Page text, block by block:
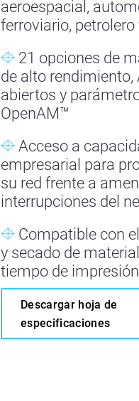
aeroespacial,
ferroviario,
21 opciones de
de alto rendimiento,
abiertos y
OpenAM™
Acceso a
empresarial para
su red frente a
interrupciones del
Compatible con
y secado de
tiempo de
Descargar hoja de
especificaciones